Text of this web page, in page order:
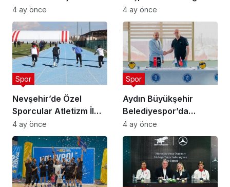
4 ay önce 4 ay önce
Nevşehir’de Özel
Sporcular Atletizm İl
Şampiyonası
Düzenlendi
Spor
4 ay önce
Aydın Büyükşehir
Belediyespor’da
Ataman Güneyligil
Dönemi
Spor
4 ay önce